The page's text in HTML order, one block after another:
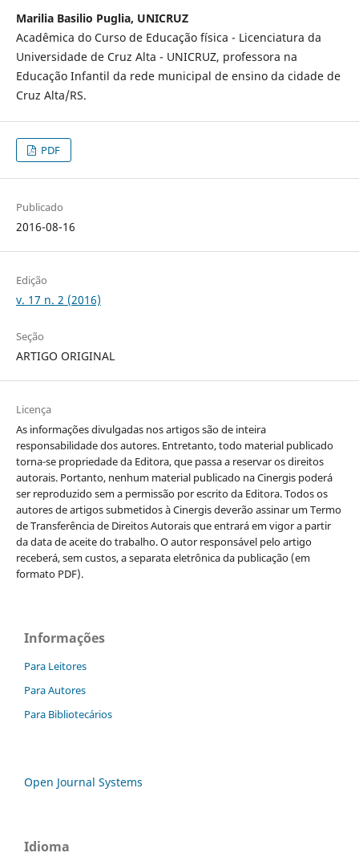
Marilia Basilio Puglia, UNICRUZ
Acadêmica do Curso de Educação física - Licenciatura da
Universidade de Cruz Alta - UNICRUZ, professora na
Educação Infantil da rede municipal de ensino da cidade de
Cruz Alta/RS.
PDF
Publicado
2016-08-16
Edição
v. 17 n. 2 (2016)
Seção
ARTIGO ORIGINAL
Licença
As informações divulgadas nos artigos são de inteira
responsabilidade dos autores. Entretanto, todo material publicado
torna-se propriedade da Editora, que passa a reservar os direitos
autorais. Portanto, nenhum material publicado na Cinergis poderá
ser reproduzido sem a permissão por escrito da Editora. Todos os
autores de artigos submetidos à Cinergis deverão assinar um Termo
de Transferência de Direitos Autorais que entrará em vigor a partir
da data de aceite do trabalho. O autor responsável pelo artigo
receberá, sem custos, a separata eletrônica da publicação (em
formato PDF).
Informações
Para Leitores
Para Autores
Para Bibliotecários
Open Journal Systems
Idioma